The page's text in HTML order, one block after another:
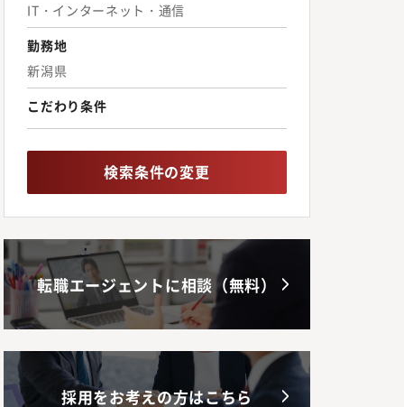
IT・インターネット・通信
勤務地
新潟県
こだわり条件
検索条件の変更
転職エージェントに相談（無料）
採用をお考えの方はこちら